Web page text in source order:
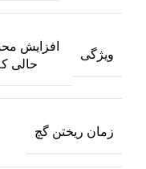
ویژگی
افزایش
حالی
زمان ریختن گچ